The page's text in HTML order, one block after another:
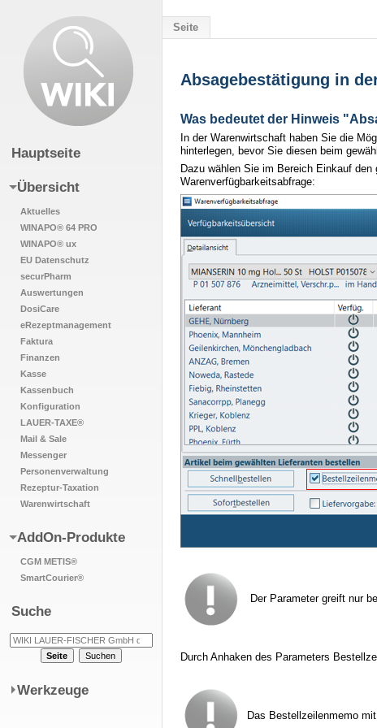
Absagebestätigung in
Was bedeutet der Hinweis
In der Warenwirtschaft haben Sie die
hinterlegen, bevor Sie diesen beim
Dazu wählen Sie im Bereich Einkauf
Warenverfügbarkeitsabfrage:
Der Parameter greift nur
Durch Anhaken des Parameters
Das Bestellzeilenmemo
Seite
Hauptseite
Übersicht
Aktuelles
WINAPO® 64 PRO
WINAPO® ux
EU Datenschutz
securPharm
Auswertungen
DosiCare
eRezeptmanagement
Faktura
Finanzen
Kasse
Kassenbuch
Konfiguration
LAUER-TAXE®
Mail & Sale
Messenger
Personenverwaltung
Rezeptur-Taxation
Warenwirtschaft
AddOn-Produkte
CGM METIS®
SmartCourier®
Suche
Werkzeuge